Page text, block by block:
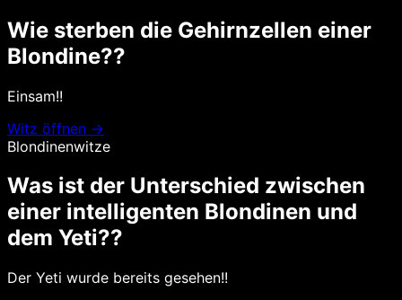
Wie sterben die Gehirnzellen einer
Blondine??
Einsam!!
Witz öffnen →
Blondinenwitze
Was ist der Unterschied zwischen
einer intelligenten Blondinen und
dem Yeti??
Der Yeti wurde bereits gesehen!!